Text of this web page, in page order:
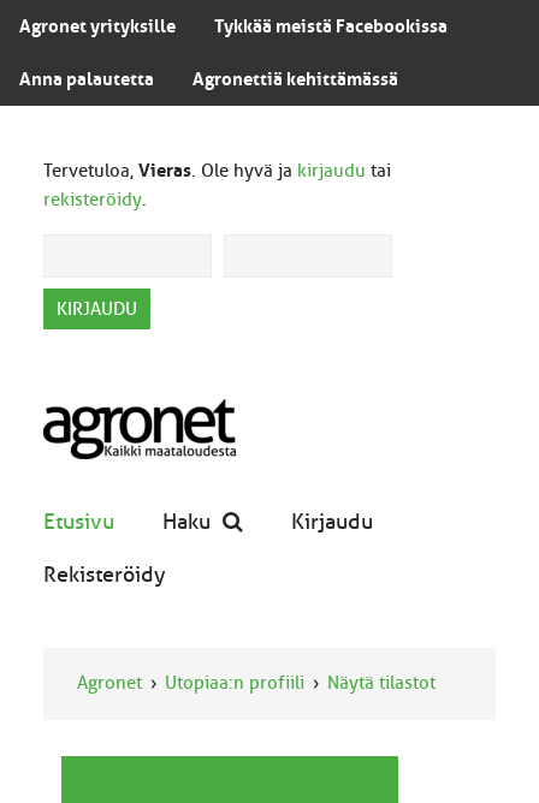
Agronet yrityksille Tykkää meistä Facebookissa
Anna palautetta Agronettiä kehittämässä
Tervetuloa, Vieras. Ole hyvä ja kirjaudu tai
rekisteröidy.
Etusivu Haku Kirjaudu
Rekisteröidy
Agronet Utopiaa:n profiili Näytä tilastot